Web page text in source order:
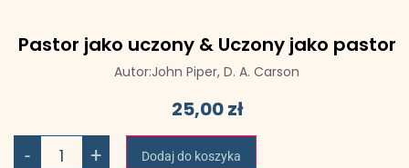
Pastor jako uczony & Uczony jako pastor
Autor:John Piper, D. A. Carson
25,00zł
- + Dodaj do koszyka